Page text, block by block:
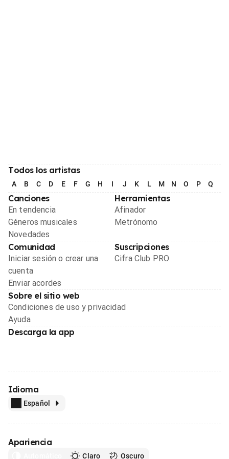
Todos los artistas
A B C D E F G H I J K L M N O P Q
Canciones
En tendencia
Géneros musicales
Novedades
Herramientas
Afinador
Metrónomo
Comunidad
Iniciar sesión o crear una
cuenta
Enviar acordes
Suscripciones
Cifra Club PRO
Sobre el sitio web
Condiciones de uso y privacidad
Ayuda
Descarga la app
Idioma
Español
Apariencia
Claro Oscuro